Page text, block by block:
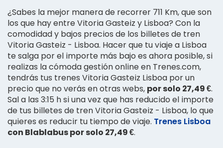
¿Sabes la mejor manera de recorrer 711 Km, que son
los que hay entre Vitoria Gasteiz y Lisboa? Con la
comodidad y bajos precios de los billetes de tren
Vitoria Gasteiz - Lisboa. Hacer que tu viaje a Lisboa
te salga por el importe más bajo es ahora posible, si
realizas la cómoda gestión online en Trenes.com,
tendrás tus trenes Vitoria Gasteiz Lisboa por un
precio que no verás en otras webs, por solo 27,49 €.
Sal a las 3:15 h si una vez que has reducido el importe
de tus billetes de tren Vitoria Gasteiz - Lisboa, lo que
quieres es reducir tu tiempo de viaje. Trenes Lisboa
con Blablabus por solo 27,49 €.